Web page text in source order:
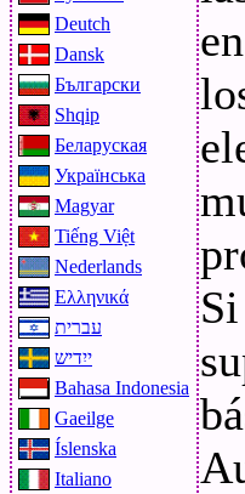
Deutch
Dansk
Български
Shqip
Беларуская
Українська
Magyar
Tiếng Việt
Nederlands
Ελληνικά
עברית
ייִדיש
Bahasa Indonesia
Gaeilge
Íslenska
Italiano